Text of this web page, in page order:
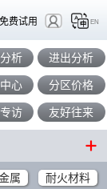
免费试用 EN
析 进出分析
心 分区价格
访 友好往来
属
耐火材料